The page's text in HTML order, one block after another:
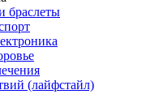
браслеты
(лайфстайл)